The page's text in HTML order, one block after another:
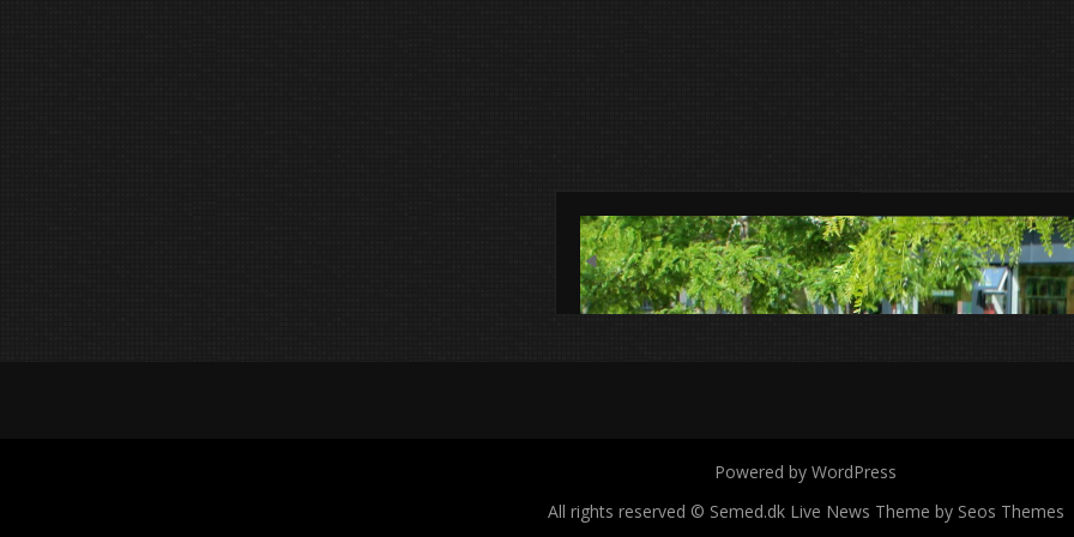
Previous
Powered by WordPress
All rights reserved © Semed.dk Live News Theme by Seos Themes